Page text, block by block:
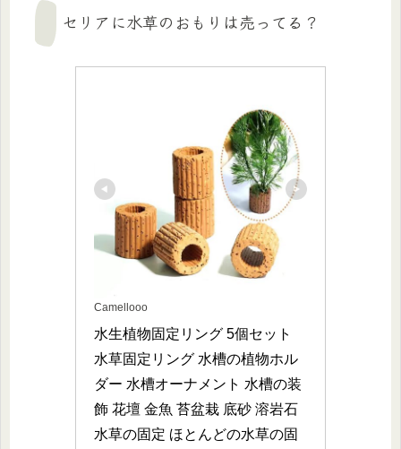
セリアに水草のおもりは売ってる？
Camellooo
水生植物固定リング 5個セット
水草固定リング 水槽の植物ホル
ダー 水槽オーナメント 水槽の装
飾 花壇 金魚 苔盆栽 底砂 溶岩石
水草の固定 ほとんどの水草の固